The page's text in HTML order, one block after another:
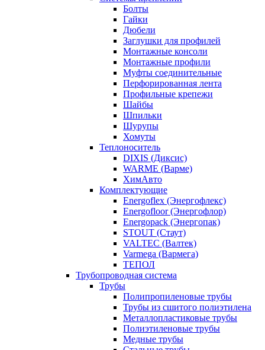
Болты
Гайки
Дюбели
Заглушки для профилей
Монтажные консоли
Монтажные профили
Муфты соединительные
Перфорированная лента
Профильные крепежи
Шайбы
Шпильки
Шурупы
Хомуты
Теплоноситель
DIXIS (Диксис)
WARME (Варме)
ХимАвто
Комплектующие
Energoflex (Энергофлекс)
Energofloor (Энергофлор)
Energopack (Энергопак)
STOUT (Стаут)
VALTEC (Валтек)
Varmega (Вармега)
ТЕПОЛ
Трубопроводная система
Трубы
Полипропиленовые трубы
Трубы из сшитого полиэтилена
Металлопластиковые трубы
Полиэтиленовые трубы
Медные трубы